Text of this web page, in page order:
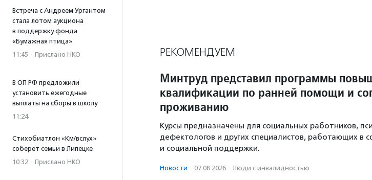
Встреча с Андреем Ургантом
стала лотом аукциона
в поддержку фонда
«Бумажная птица»
11:45 · Прислано НКО
В ОП РФ предложили
установить ежегодные
выплаты на сборы в школу
11:24
Стихобиатлон «Км/вслух»
соберет семьи в Липецке
10:32 · Прислано НКО
РЕКОМЕНДУЕМ
Минтруд представил программы
квалификации по ранней помощи и
проживанию
Курсы предназначены для социальных работников,
дефектологов и других специалистов, работающих в
и социальной поддержки.
Новости · 07.08.2026 · Люди с инвалидностью